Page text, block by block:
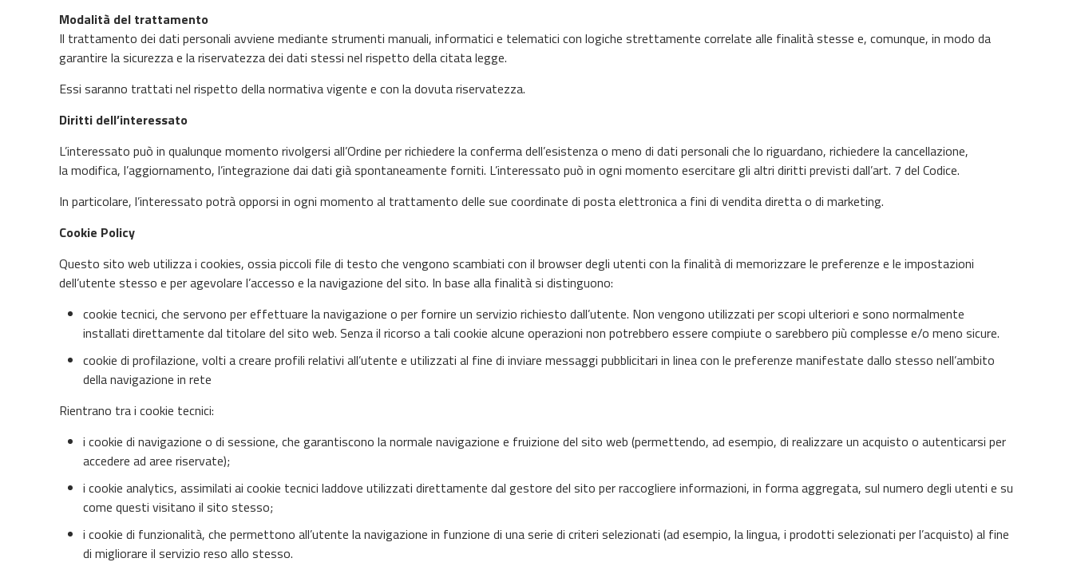
Modalità del trattamento
Il trattamento dei dati personali avviene mediante strumenti manuali, informatici e telematici con logiche strettamente correlate alle finalità stesse e, comunque, in modo da
garantire la sicurezza e la riservatezza dei dati stessi nel rispetto della citata legge.
Essi saranno trattati nel rispetto della normativa vigente e con la dovuta riservatezza.
Diritti dell’interessato
L’interessato può in qualunque momento rivolgersi all’Ordine per richiedere la conferma dell’esistenza o meno di dati personali che lo riguardano, richiedere la cancellazione,
la modifica, l’aggiornamento, l’integrazione dai dati già spontaneamente forniti. L’interessato può in ogni momento esercitare gli altri diritti previsti dall’art. 7 del Codice.
In particolare, l’interessato potrà opporsi in ogni momento al trattamento delle sue coordinate di posta elettronica a fini di vendita diretta o di marketing.
Cookie Policy
Questo sito web utilizza i cookies, ossia piccoli file di testo che vengono scambiati con il browser degli utenti con la finalità di memorizzare le preferenze e le impostazioni
dell’utente stesso e per agevolare l’accesso e la navigazione del sito. In base alla finalità si distinguono:
cookie tecnici, che servono per effettuare la navigazione o per fornire un servizio richiesto dall’utente. Non vengono utilizzati per scopi ulteriori e sono normalmente
installati direttamente dal titolare del sito web. Senza il ricorso a tali cookie alcune operazioni non potrebbero essere compiute o sarebbero più complesse e/o meno sicure.
cookie di profilazione, volti a creare profili relativi all’utente e utilizzati al fine di inviare messaggi pubblicitari in linea con le preferenze manifestate dallo stesso nell’ambito
della navigazione in rete
Rientrano tra i cookie tecnici:
i cookie di navigazione o di sessione, che garantiscono la normale navigazione e fruizione del sito web (permettendo, ad esempio, di realizzare un acquisto o autenticarsi per
accedere ad aree riservate);
i cookie analytics, assimilati ai cookie tecnici laddove utilizzati direttamente dal gestore del sito per raccogliere informazioni, in forma aggregata, sul numero degli utenti e su
come questi visitano il sito stesso;
i cookie di funzionalità, che permettono all’utente la navigazione in funzione di una serie di criteri selezionati (ad esempio, la lingua, i prodotti selezionati per l’acquisto) al fine
di migliorare il servizio reso allo stesso.